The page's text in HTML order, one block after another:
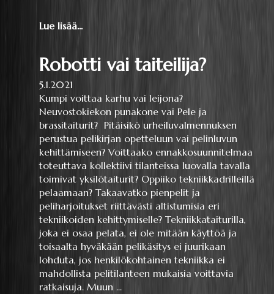
Lue lisää...
Robotti vai taiteilija?
5.1.2021
Kumpi voittaa karhu vai leijona?
Neuvostokiekon punakone vai Pele ja
brassitaiturit? Pitäisikö urheiluvalmennuksen
perustua pelikirjan opetteluun vai pelinluvun
kehittämiseen? Voittaako ennakkosuunnitelmaa
toteuttava kollektiivi tilanteissa luovalla tavalla
toimivat yksilötaiturit? Oppiiko tekniikkadrilleillä
pelaamaan? Takaavatko pienpelit ja
peliharjoitukset riittävästi altistumisia eri
tekniikoiden kehittymiselle? Tekniikkataiturilla,
joka ei osaa pelata, ei ole mitään käyttöä ja
toisaalta hyväkään pelikäsitys ei juurikaan
lohduta, jos henkilökohtainen tekniikka ei
mahdollista pelitilanteen mukaisia voittavia
ratkaisuja. Muun ...